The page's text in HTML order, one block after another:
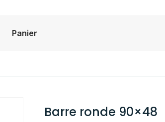
Panier
Barre ronde 90×48